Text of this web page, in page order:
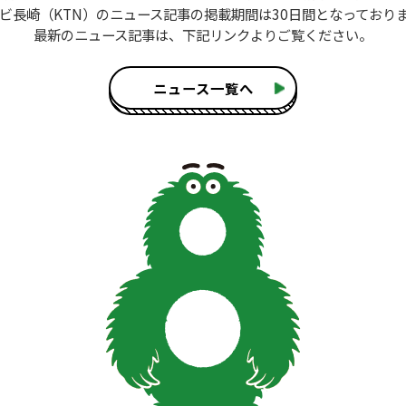
長崎（KTN）のニュース記事の掲載期間は30日間となっており
最新のニュース記事は、 下記リンクよりご覧ください。
ニュース一覧へ